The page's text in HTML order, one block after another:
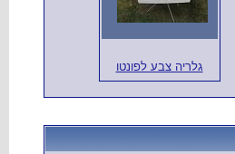
גלריה צבע לפונטו